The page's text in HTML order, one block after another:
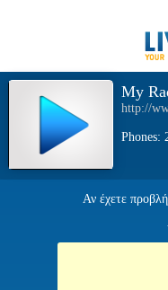
My
http://
Phones:
Αν έχετε